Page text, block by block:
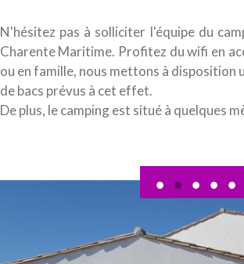
N'hésitez pas à solliciter l'équipe du
Charente Maritime. Profitez du wifi en
ou en famille, nous mettons à disposition
de bacs prévus à cet effet.
De plus, le camping est situé à quelques
• • • • •